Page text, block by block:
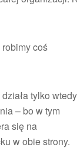
coś
tylko
– bo w tym
się na
w obie strony.